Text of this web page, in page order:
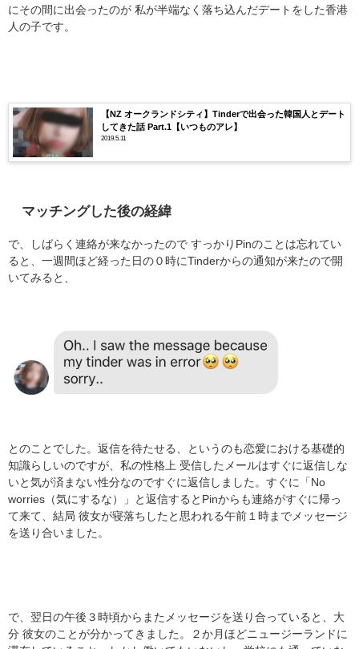
にその間に出会ったのが 私が半端なく落ち込んだデートをした香港
人の子です。
【NZ オークランドシティ】Tinderで出会った韓国人とデート
してきた話 Part.1【いつものアレ】
2019.5.11
マッチングした後の経緯
で、しばらく連絡が来なかったので すっかりPinのことは忘れてい
ると、一週間ほど経った日の０時にTinderからの通知が来たので開
いてみると、
とのことでした。返信を待たせる、というのも恋愛における基礎的
知識らしいのですが、私の性格上 受信したメールはすぐに返信しな
いと気が済まない性分なのですぐに返信しました。すぐに「No
worries（気にするな）」と返信するとPinからも連絡がすぐに帰っ
て来て、結局 彼女が寝落ちしたと思われる午前１時までメッセージ
を送り合いました。
で、翌日の午後３時頃からまたメッセージを送り合っていると、大
分 彼女のことが分かってきました。２か月ほどニュージーランドに